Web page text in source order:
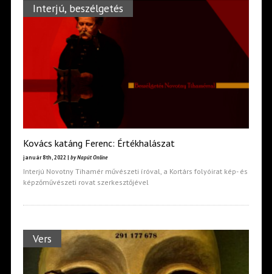
Interjú, beszélgetés
Kovács katáng Ferenc: Értékhalászat
január 8th, 2022 | by Napút Online
Interjú Novotny Tihamér művészeti íróval, a Kortárs folyóirat kép- és
képzőművészeti rovat szerkesztőjével
Vers